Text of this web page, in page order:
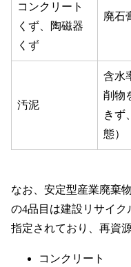
コンクリート
くず、陶磁器
くず
廃石
汚泥
含水
削物
きず
態）
なお、安定型産業廃棄
の4品目は建設リサイ
指定されており、再資
コンクリート